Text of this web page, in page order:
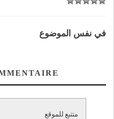
في نفس الموضوع
متتبع للموقع